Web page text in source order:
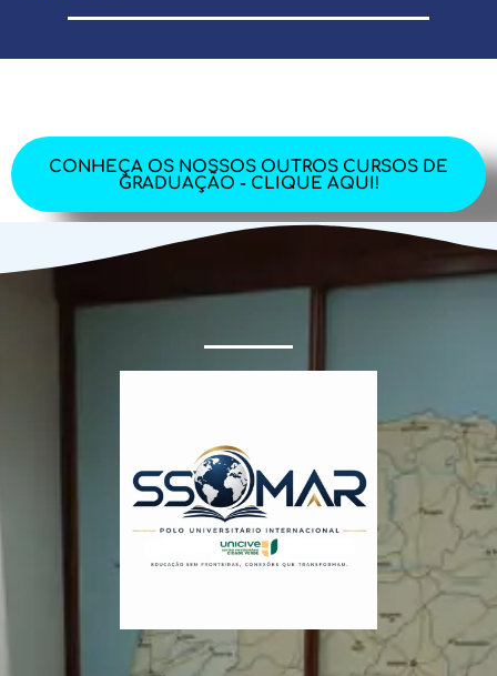
CONHEÇA OS NOSSOS OUTROS CURSOS DE
GRADUAÇÃO - CLIQUE AQUI!